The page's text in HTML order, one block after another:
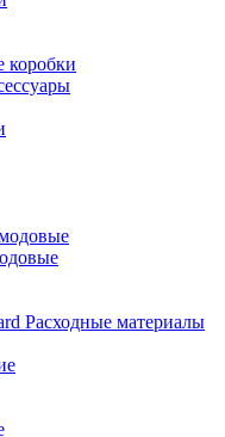
коробки
Расходные материалы